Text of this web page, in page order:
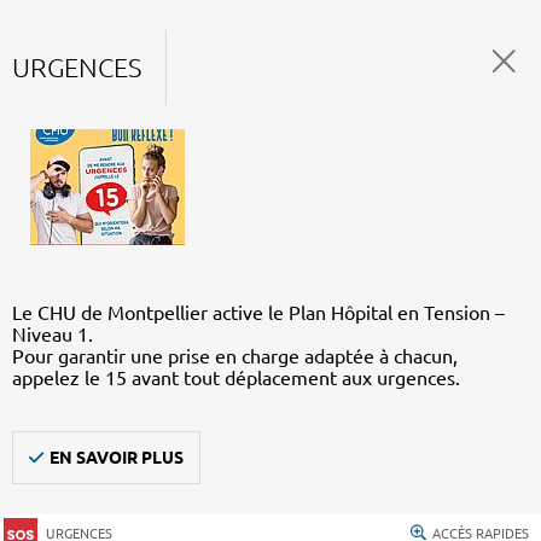
URGENCES
Le CHU de Montpellier active le Plan Hôpital en Tension –
Niveau 1.
Pour garantir une prise en charge adaptée à chacun,
appelez le 15 avant tout déplacement aux urgences.
EN SAVOIR PLUS
URGENCES ACCÈS RAPIDES